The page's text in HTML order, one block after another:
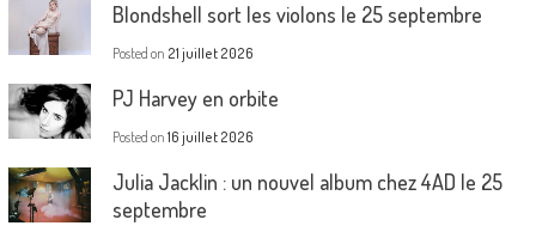
Blondshell sort les violons le 25 septembre
Posted on 21 juillet 2026
PJ Harvey en orbite
Posted on 16 juillet 2026
Julia Jacklin : un nouvel album chez 4AD le 25
septembre